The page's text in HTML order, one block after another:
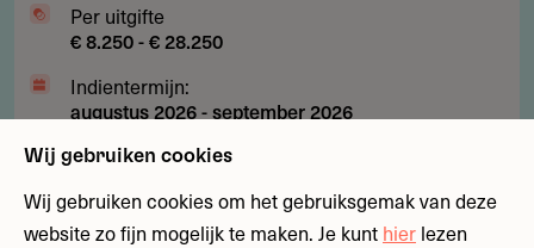
Per uitgifte
€ 8.250 - € 28.250
Indientermijn:
augustus 2026-september 2026
Laatst geverifieerd:
Subsidies Fondsen Kunst, cultuur en media Ondernemen en
Wij gebruiken cookies
Wij gebruiken cookies om het gebruiksgemak van deze
website zo fijn mogelijk te maken. Je kunt hier lezen